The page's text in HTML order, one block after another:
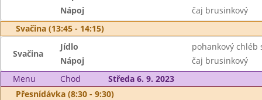
Nápoj
čaj brusinkový
Svačina (13:45 - 14:15)
Svačina
Jídlo
pohankový chléb
Nápoj
čaj brusinkový
Menu
Chod
Středa 6. 9. 2023
Přesnídávka (8:30 - 9:30)